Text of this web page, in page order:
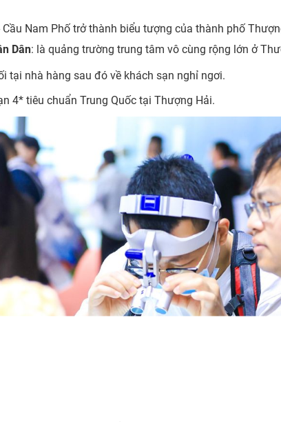
Nam Phố trở thành biểu tượng của thành phố
Dân: là quảng trường trung tâm vô cùng rộng lớn ở
tại nhà hàng sau đó về khách sạn nghỉ ngơi.
4* tiêu chuẩn Trung Quốc tại Thượng Hải.